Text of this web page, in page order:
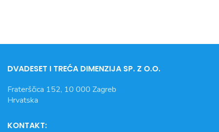
DVADESET I TREĆA DIMENZIJA SP. Z O.O.
Fraterščica 152, 10 000 Zagreb
Hrvatska
KONTAKT: